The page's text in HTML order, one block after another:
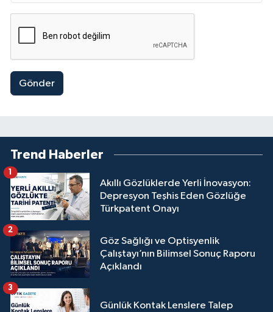
Gönder
Trend Haberler
Akıllı Gözlüklerde Yerli İnovasyon:
Depresyon Teşhis Eden Gözlüğe
Türkpatent Onayı
1
Göz Sağlığı ve Optisyenlik
Çalıştayı’nın Bilimsel Sonuç Raporu
Açıklandı
2
Günlük Kontak Lenslere Talep
3